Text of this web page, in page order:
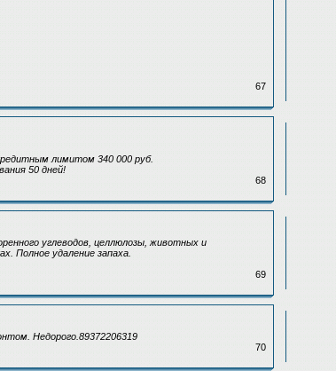
67
лимитом 340 000 руб.
50 дней!
68
углеводов, целлюлозы, животных и
Полное удаление запаха.
69
Недорого.89372206319
70